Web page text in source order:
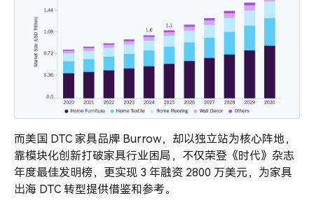
而美国 DTC 家具品牌 Burrow，却以独立站为核心阵地，
靠模块化创新打破家具行业困局，不仅荣登《时代》杂志
年度最佳发明榜，更实现 3 年融资 2800 万美元，为家具
出海 DTC 转型提供借鉴和参考。